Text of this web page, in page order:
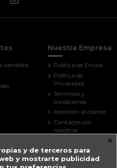
vendidos
Nuestra Empresa
Política de Envíos
Política de
Privacidad
Términos y
condiciones
Atención al cliente
Contacte con
nosotros
Tiendas
×
y de terceros para
y mostrarte publicidad